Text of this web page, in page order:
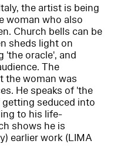
the artist is being
woman who also
Church bells can be
sheds light on
'the oracle', and
The
the woman was
He speaks of 'the
seduced into
to his life-
shows he is
earlier work (LIMA